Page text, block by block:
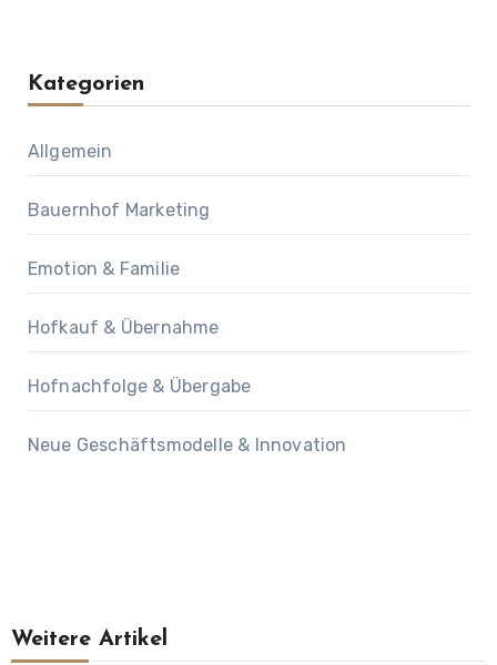
Kategorien
Allgemein
Bauernhof Marketing
Emotion & Familie
Hofkauf & Übernahme
Hofnachfolge & Übergabe
Neue Geschäftsmodelle & Innovation
Weitere Artikel